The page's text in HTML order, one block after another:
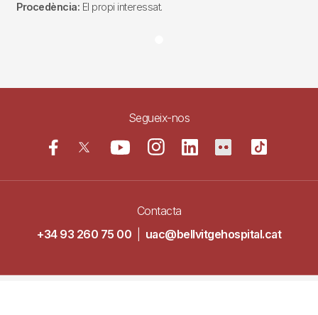
Procedència: El propi interessat.
Segueix-nos
Contacta
+34 93 260 75 00
uac@bellvitgehospital.cat